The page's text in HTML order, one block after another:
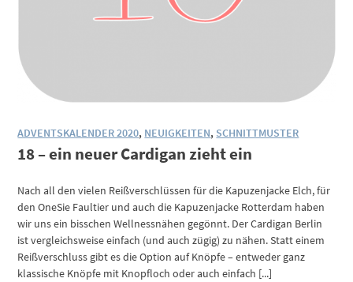
ADVENTSKALENDER 2020, NEUIGKEITEN, SCHNITTMUSTER
18 – ein neuer Cardigan zieht ein
Nach all den vielen Reißverschlüssen für die Kapuzenjacke Elch, für
den OneSie Faultier und auch die Kapuzenjacke Rotterdam haben
wir uns ein bisschen Wellnessnähen gegönnt. Der Cardigan Berlin
ist vergleichsweise einfach (und auch zügig) zu nähen. Statt einem
Reißverschluss gibt es die Option auf Knöpfe – entweder ganz
klassische Knöpfe mit Knopfloch oder auch einfach [...]